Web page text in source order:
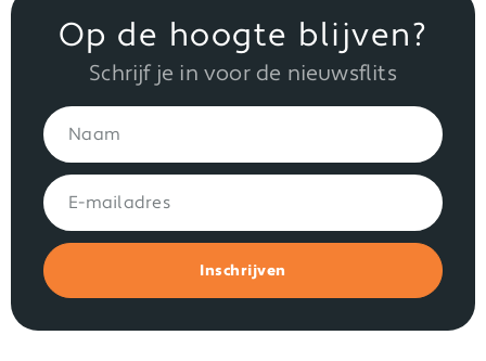
Op de hoogte blijven?
Schrijf je in voor de nieuwsflits
Inschrijven